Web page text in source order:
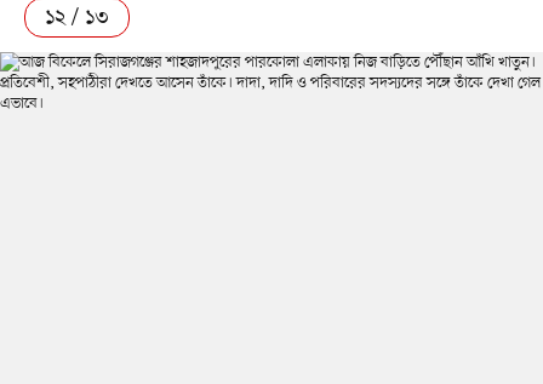
১২ / ১৩